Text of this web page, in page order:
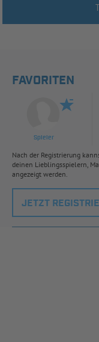
FAVORITEN
Spieler
Nach der Registrierung
deinen Lieblingsspielern,
angezeigt werden.
JETZT